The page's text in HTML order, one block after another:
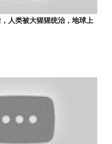
，人类被大猩猩统治，地球上